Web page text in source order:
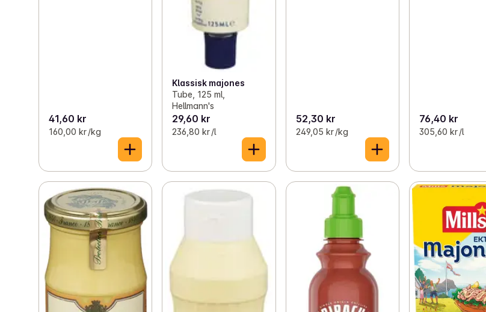
41,60 kr
160,00 kr /kg
Klassisk majones
Tube, 125 ml,
Hellmann's
29,60 kr
236,80 kr /l
52,30 kr
249,05 kr /kg
76,40 kr
305,60 kr /l